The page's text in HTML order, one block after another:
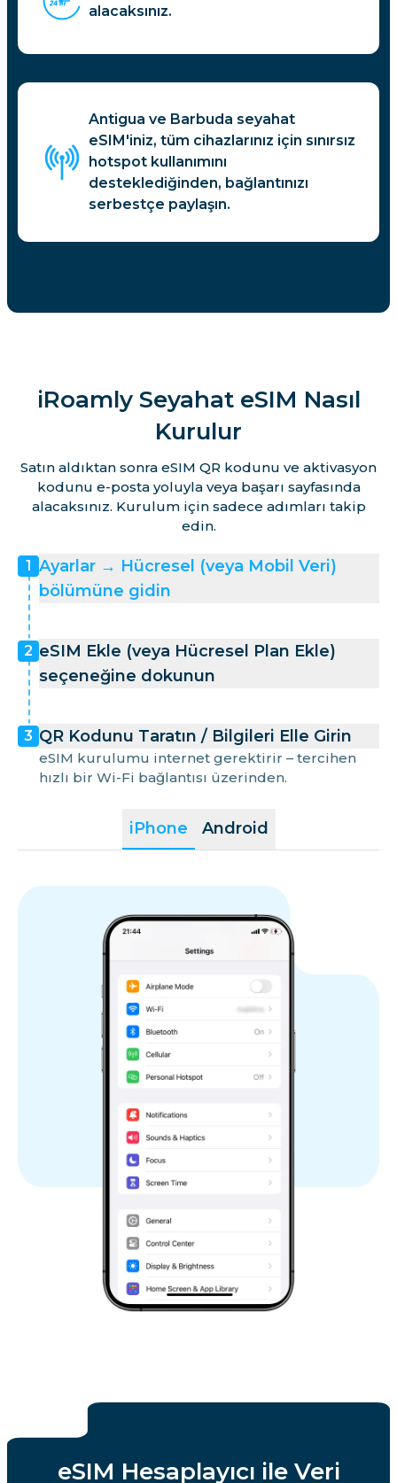
alacaksınız.
Antigua ve Barbuda seyahat
eSIM'iniz, tüm cihazlarınız için sınırsız
hotspot kullanımını
desteklediğinden, bağlantınızı
serbestçe paylaşın.
iRoamly Seyahat eSIM Nasıl
Kurulur
Satın aldıktan sonra eSIM QR kodunu ve aktivasyon
kodunu e-posta yoluyla veya başarı sayfasında
alacaksınız. Kurulum için sadece adımları takip
edin.
iPhone Android
1
Ayarlar → Hücresel (veya Mobil Veri)
bölümüne gidin
2 eSIM Ekle (veya Hücresel Plan Ekle)
seçeneğine dokunun
3 QR Kodunu Taratın / Bilgileri Elle Girin
eSIM kurulumu internet gerektirir – tercihen
hızlı bir Wi-Fi bağlantısı üzerinden.
eSIM Hesaplayıcı ile Veri